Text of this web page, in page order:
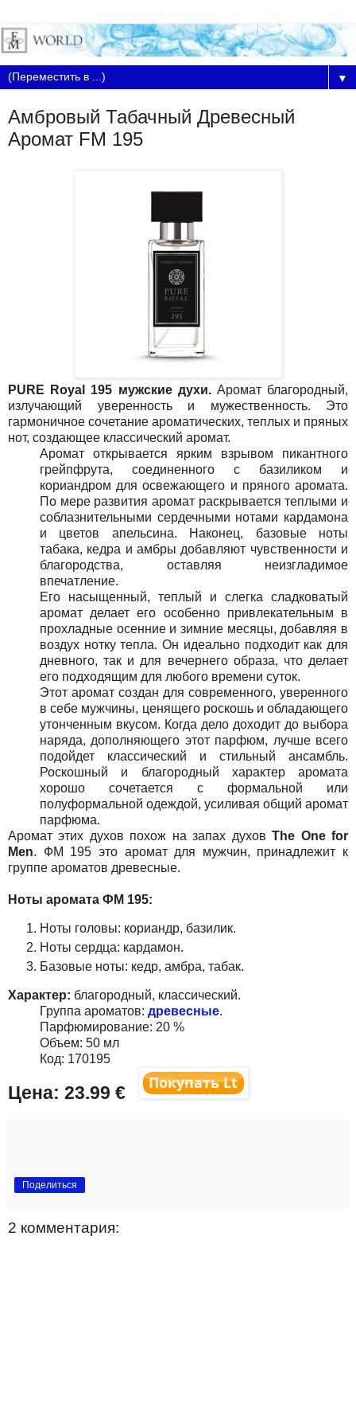
▼
Амбровый Табачный Древесный
Аромат FM 195
PURE Royal 195 мужские духи. Аромат благородный,
излучающий уверенность и мужественность. Это
гармоничное сочетание ароматических, теплых и пряных
нот, создающее классический аромат.
Аромат открывается ярким взрывом пикантного
грейпфрута, соединенного с базиликом и
кориандром для освежающего и пряного аромата.
По мере развития аромат раскрывается теплыми и
соблазнительными сердечными нотами кардамона
и цветов апельсина. Наконец, базовые ноты
табака, кедра и амбры добавляют чувственности и
благородства, оставляя неизгладимое
впечатление.
Его насыщенный, теплый и слегка сладковатый
аромат делает его особенно привлекательным в
прохладные осенние и зимние месяцы, добавляя в
воздух нотку тепла. Он идеально подходит как для
дневного, так и для вечернего образа, что делает
его подходящим для любого времени суток.
Этот аромат создан для современного, уверенного
в себе мужчины, ценящего роскошь и обладающего
утонченным вкусом. Когда дело доходит до выбора
наряда, дополняющего этот парфюм, лучше всего
подойдет классический и стильный ансамбль.
Роскошный и благородный характер аромата
хорошо сочетается с формальной или
полуформальной одеждой, усиливая общий аромат
парфюма.
Аромат этих духов похож на запах духовThe One for
Men. ФМ 195 это аромат для мужчин, принадлежит к
группе ароматов древесные.
Ноты аромата ФМ 195:
Ноты головы: кориандр, базилик.
Ноты сердца: кардамон.
Базовые ноты: кедр, амбра, табак.
Характер: благородный, классический.
Группа ароматов: древесные.
Парфюмирование: 20 %
Объем: 50 мл
Код: 170195
Цена: 23.99 €
Поделиться
2 комментария: